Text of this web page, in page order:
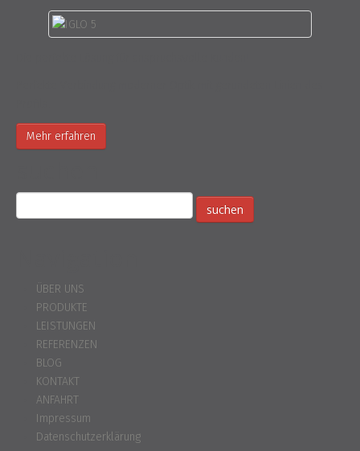
Mehr erfahren
ÜBER UNS
PRODUKTE
LEISTUNGEN
REFERENZEN
BLOG
KONTAKT
ANFAHRT
Impressum
Datenschutzerklärung